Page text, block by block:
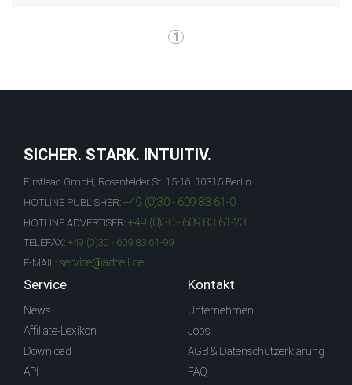
1
SICHER. STARK. INTUITIV.
Firstlead GmbH, Rosenfelder St. 15-16, 10315 Berlin
HOTLINE PUBLISHER: +49 (0)30 - 609 83 61-0
HOTLINE ADVERTISER: +49 (0)30 - 609 83 61-23
TELEFAX: +49 (0)30 - 609 83 61-99
E-MAIL: service@adcell.de
Service
News
Affiliate-Lexikon
Download
API
Kontakt
Unternehmen
Jobs
AGB & Datenschutzerklärung
FAQ